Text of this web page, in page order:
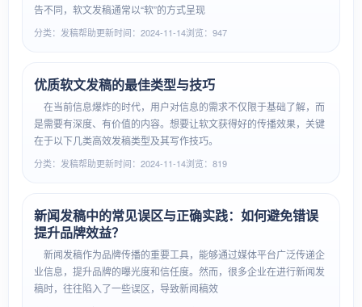
告不同，软文发稿通常以“软”的方式呈现
分类：发稿帮助更新时间：2024-11-14浏览：947
优质软文发稿的最佳类型与技巧
在当前信息爆炸的时代，用户对信息的需求不仅限于基础了解，而
是需要有深度、有价值的内容。想要让软文获得好的传播效果，关键
在于以下几类高效发稿类型及其写作技巧。
分类：发稿帮助更新时间：2024-11-14浏览：819
新闻发稿中的常见误区与正确实践：如何避免错误
提升品牌效益？
新闻发稿作为品牌传播的重要工具，能够通过媒体平台广泛传递企
业信息，提升品牌的曝光度和信任度。然而，很多企业在进行新闻发
稿时，往往陷入了一些误区，导致新闻稿效